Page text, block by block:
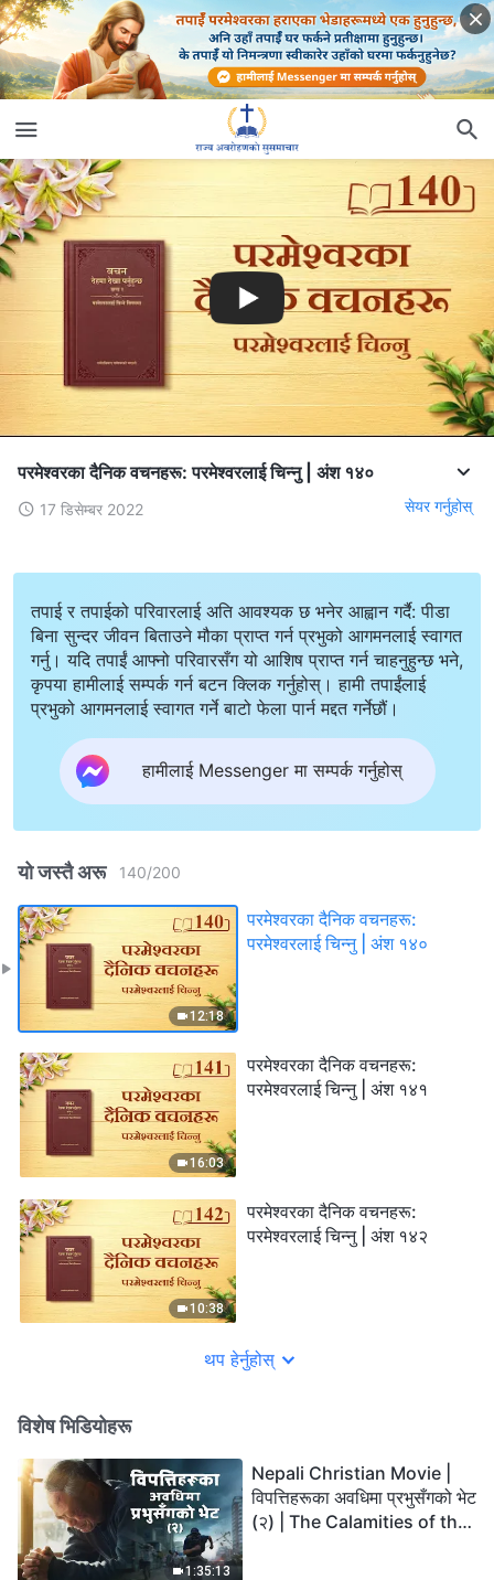
परमेश्‍वरका दैनिक वचनहरू: परमेश्‍वरलाई चिन्‍नु | अंश १४०
17 डिसेम्बर 2022 सेयर गर्नुहोस्
तपाई र तपाईको परिवारलाई अति आवश्यक छ भनेर आह्वान गर्दै: पीडा
बिना सुन्दर जीवन बिताउने मौका प्राप्त गर्न प्रभुको आगमनलाई स्वागत
गर्नु। यदि तपाईं आफ्नो परिवारसँग यो आशिष प्राप्त गर्न चाहनुहुन्छ भने,
कृपया हामीलाई सम्पर्क गर्न बटन क्लिक गर्नुहोस्। हामी तपाईंलाई
प्रभुको आगमनलाई स्वागत गर्ने बाटो फेला पार्न मद्दत गर्नेछौं।
हामीलाई Messenger मा सम्पर्क गर्नुहोस्
यो जस्तै अरू 140/200
12:18
परमेश्‍वरका दैनिक वचनहरू:
परमेश्‍वरलाई चिन्‍नु | अंश १४०
16:03
परमेश्‍वरका दैनिक वचनहरू:
परमेश्‍वरलाई चिन्‍नु | अंश १४१
10:38
परमेश्‍वरका दैनिक वचनहरू:
परमेश्‍वरलाई चिन्‍नु | अंश १४२
थप हेर्नुहोस्
विशेष भिडियोहरू
1:35:13
Nepali Christian Movie |
विपत्तिहरूका अवधिमा प्रभुसँगको भेट
(२) | The Calamities of the